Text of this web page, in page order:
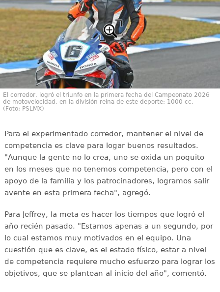
El corredor, logró el triunfo en la primera fecha del Campeonato 2026
de motovelocidad, en la división reina de este deporte: 1000 cc.
(Foto: PSLMX)
Para el experimentado corredor, mantener el nivel de
competencia es clave para logar buenos resultados.
"Aunque la gente no lo crea, uno se oxida un poquito
en los meses que no tenemos competencia, pero con el
apoyo de la familia y los patrocinadores, logramos salir
avente en esta primera fecha", agregó.
Para Jeffrey, la meta es hacer los tiempos que logró el
año recién pasado. "Estamos apenas a un segundo, por
lo cual estamos muy motivados en el equipo. Una
cuestión que es clave, es el estado físico, estar a nivel
de competencia requiere mucho esfuerzo para lograr los
objetivos, que se plantean al inicio del año", comentó.